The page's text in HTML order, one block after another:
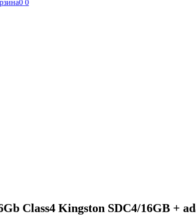
0 0
Class4 Kingston SDC4/16GB +